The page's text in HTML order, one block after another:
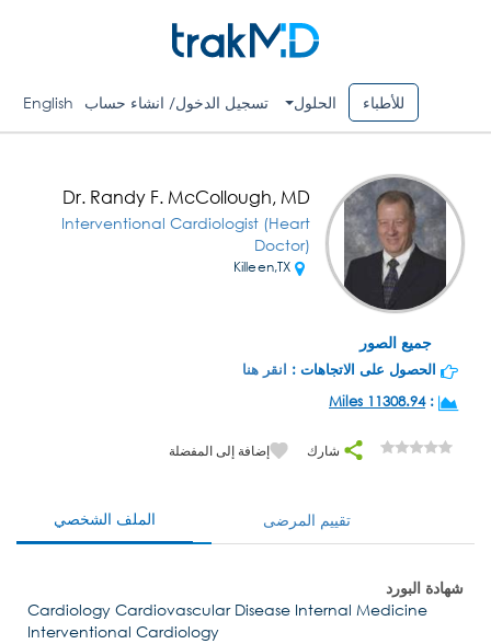
للأطباء الحلول تسجيل الدخول/ انشاء حساب English
جميع الصور
Dr. Randy F. McCollough, MD
Interventional Cardiologist (Heart
Doctor)
الحصول على الاتجاهات : انقر هنا
:
11308.94 Miles
شارك إضافة إلى المفضلة
الملف الشخصي تقييم المرضى
شهادة البورد
Cardiology Cardiovascular Disease Internal Medicine
Interventional Cardiology